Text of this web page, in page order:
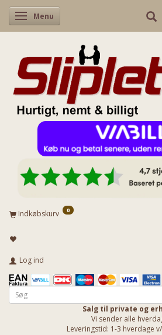
Skifte navigation
Menu
Indkøbskurv 0
Log ind
Salg til private og
Vi sender alle
Leveringstid: 1-3 hverdage